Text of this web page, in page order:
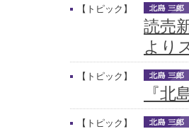
【トピック】
読売
より
【トピック】
『北
【トピック】